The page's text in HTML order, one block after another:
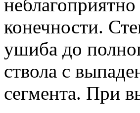
конечности.
ушиба до
ствола с
сегмента. При